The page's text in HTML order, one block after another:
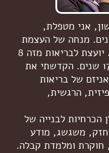
אני מטפלת,
מזה 19 שנים. מנחה של העצמת
האני מזה 11 שנים. יועצת לבריאות מזה 8
שנים. ומורה מזה 17 שנים. הקדשתי את
של בריאות
הרגשית,
הכרחיות לבנייה של
משגשג, מודע
חוקרת ומלמדת קבלה.